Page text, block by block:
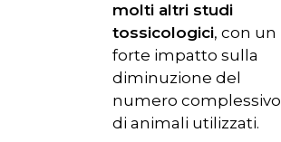
molti altri studi
tossicologici, con un
forte impatto sulla
diminuzione del
numero complessivo
di animali utilizzati.